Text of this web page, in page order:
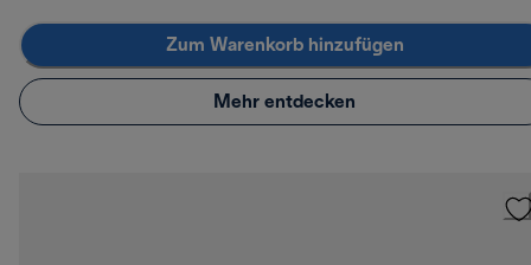
Zum Warenkorb hinzufügen
Mehr entdecken